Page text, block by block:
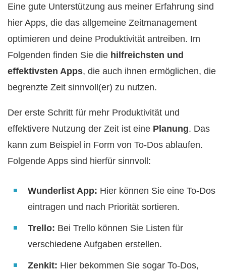
Eine gute Unterstützung aus meiner Erfahrung sind
hier Apps, die das allgemeine Zeitmanagement
optimieren und deine Produktivität antreiben. Im
Folgenden finden Sie die hilfreichsten und
effektivsten Apps, die auch ihnen ermöglichen, die
begrenzte Zeit sinnvoll(er) zu nutzen.
Der erste Schritt für mehr Produktivität und
effektivere Nutzung der Zeit ist eine Planung. Das
kann zum Beispiel in Form von To-Dos ablaufen.
Folgende Apps sind hierfür sinnvoll:
Wunderlist App: Hier können Sie eine To-Dos
eintragen und nach Priorität sortieren.
Trello: Bei Trello können Sie Listen für
verschiedene Aufgaben erstellen.
Zenkit: Hier bekommen Sie sogar To-Dos,